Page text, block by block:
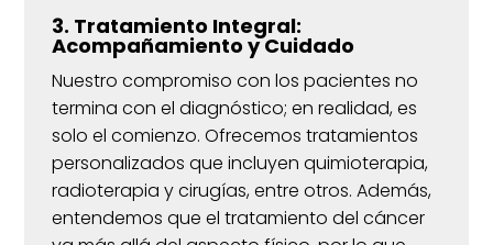
3. Tratamiento Integral:
Acompañamiento y Cuidado
Nuestro compromiso con los pacientes no
termina con el diagnóstico; en realidad, es
solo el comienzo. Ofrecemos tratamientos
personalizados que incluyen quimioterapia,
radioterapia y cirugías, entre otros. Además,
entendemos que el tratamiento del cáncer